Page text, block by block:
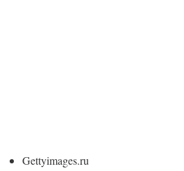
Gettyimages.ru